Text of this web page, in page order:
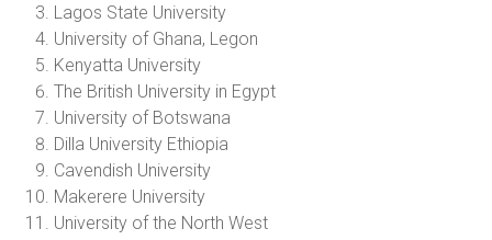
Lagos State University
University of Ghana, Legon
Kenyatta University
The British University in Egypt
University of Botswana
Dilla University Ethiopia
Cavendish University
Makerere University
University of the North West